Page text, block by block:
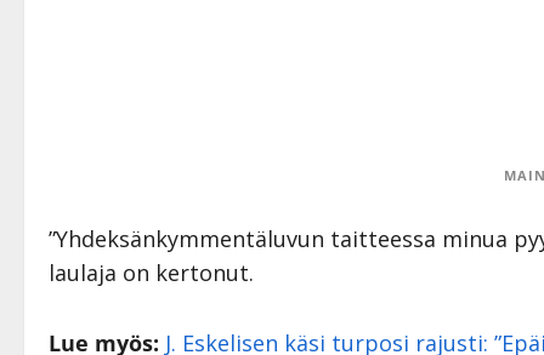
”Yhdeksänkymmentäluvun taitteessa minua
laulaja on kertonut.
Lue myös: J. Eskelisen käsi turposi rajusti: